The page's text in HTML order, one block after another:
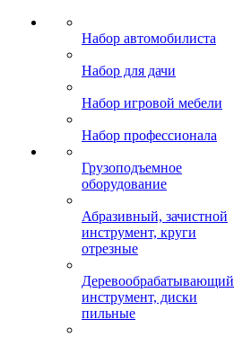
Набор автомобилиста
Набор для дачи
Набор игровой мебели
Набор профессионала
Грузоподъемное
оборудование
Абразивный, зачистной
инструмент, круги
отрезные
Деревообрабатывающий
инструмент, диски
пильные